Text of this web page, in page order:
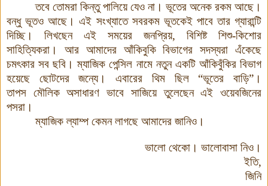
তবে তোমরা কিন্তু পালিয়ে যেও না । ভূতের অনেক রকম আছে ।
বন্ধু ভূতও আছে । এই সংখ্যাতে সবরকম ভূতকেই পাবে তার গ্যারান্টি
দিচ্ছি। লিখছেন এই সময়ের জনপ্রিয়, বিশিষ্ট শিশু-কিশোর
সাহিত্যিকরা । আর আমাদের আঁকিবুকি বিভাগের সদস্যরা এঁকেছে
চমৎকার সব ছবি ।ম্যাজিক পেন্সিল নামে নতুন একটি আঁকিবুঁকির বিভাগ
হয়েছে ছোটদের জন্যে। এবারের থিম ছিল “ভূতের বাড়ি”।
তাপস মৌলিক অসাধারণ ভাবে সাজিয়ে তুলেছেন এই ওয়েবজিনের
পসরা ।
ম্যাজিক ল্যাম্প কেমন লাগছে আমাদের জানিও ।
ভালো থেকো । ভালোবাসা নিও ।
ইতি,
জিনি